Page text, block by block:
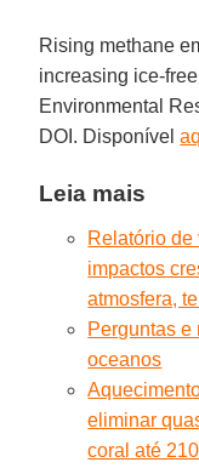
Rising methane
increasing ice-
Environmental
DOI. Disponível
Leia mais
Relatório
impactos
atmosfera,
Perguntas e
oceanos
eliminar
coral até